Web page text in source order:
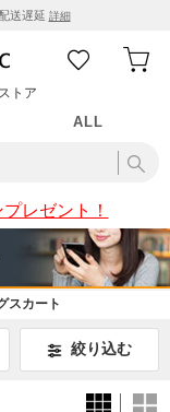
送遅延 詳細
トア
ALL
レゼント！
スカート
絞り込む